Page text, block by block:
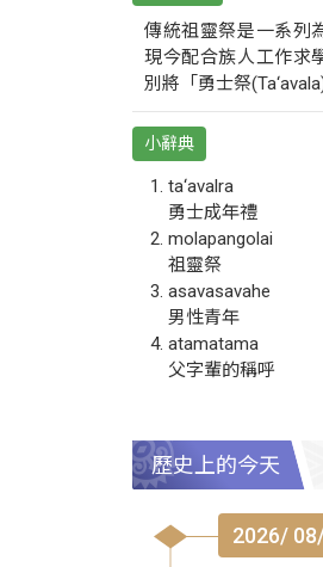
傳統祖靈祭是一系列
現今配合族人工作求
別將「勇士祭
小辭典
ta‘avalra
勇士成年禮
molapangolai
祖靈祭
asavasavahe
男性青年
atamatama
父字輩的稱呼
歷史上的今天
2026/